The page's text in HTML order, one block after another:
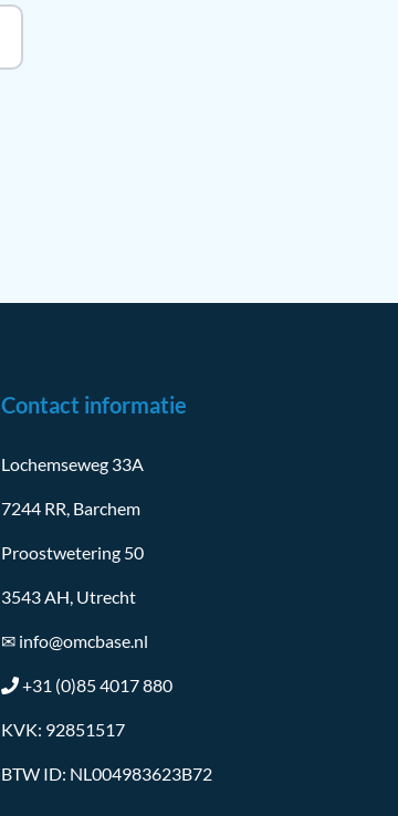
Contact informatie
Lochemseweg 33A
7244 RR, Barchem
Proostwetering 50
3543 AH, Utrecht
✉ info@omcbase.nl
+31 (0)85 4017 880
KVK: 92851517
BTW ID: NL004983623B72